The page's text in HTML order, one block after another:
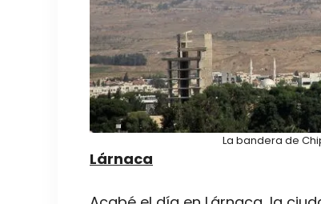
La bandera de
Lárnaca